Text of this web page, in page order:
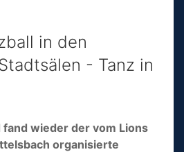
in den
- Tanz in
fand wieder der vom Lions
organisierte